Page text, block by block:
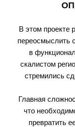
В этом проекте
переосмыслить
в
скалистом
стремились
Главная
что
превратить